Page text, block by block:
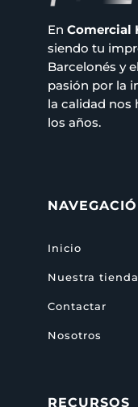
En Comercial
siendo tu
Barcelonés y
pasión por la
la calidad nos
los años.
Inicio
Nuestra tienda
Contactar
Nosotros
RECURSOS